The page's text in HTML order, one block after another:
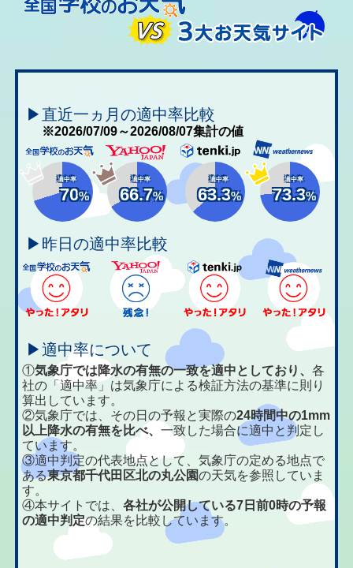
▶直近一ヵ月の適中率比較
※2026/07/09～2026/08/07集計の値
適中率
70%
適中率
66.7%
適中率
63.3%
適中率
73.3%
▶昨日の適中率比較
▶適中率について
①気象庁では降水の有無の一致を適中としており、各
社の「適中率」は気象庁による検証方法の基準に則り
算出しています。
②気象庁では、その日の予報と実際の24時間中の1mm
以上降水の有無を比べ、一致した場合に適中と判定し
ています。
③適中判定の代表地点として、気象庁の定める地点で
ある東京都千代田区北の丸公園の天気を参照していま
す。
④本サイトでは、各社が公開している7日前0時の予報
の適中判定の結果を比較しています。